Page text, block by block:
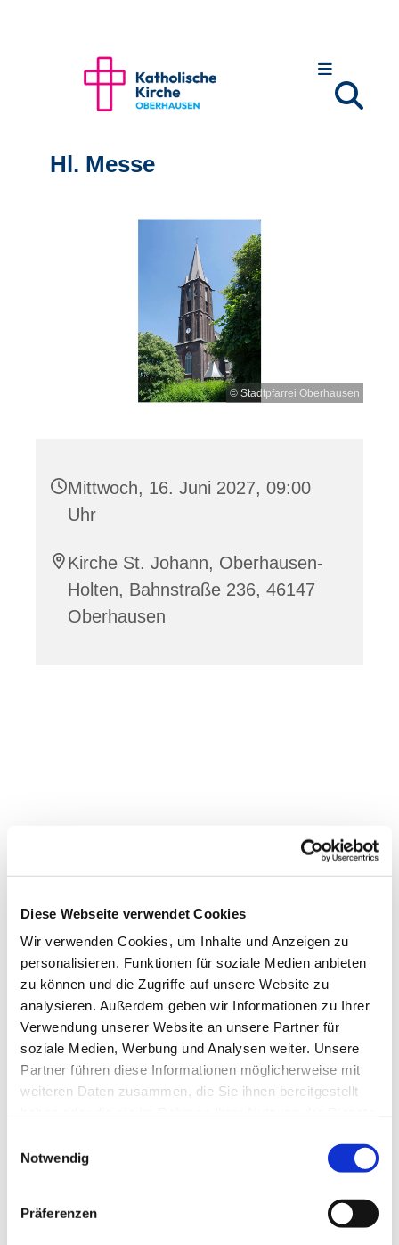
Diese Webseite verwendet Cookies
Wir verwenden Cookies, um Inhalte und Anzeigen zu
personalisieren, Funktionen für soziale Medien anbieten
zu können und die Zugriffe auf unsere Website zu
analysieren. Außerdem geben wir Informationen zu Ihrer
Verwendung unserer Website an unsere Partner für
soziale Medien, Werbung und Analysen weiter. Unsere
Partner führen diese Informationen möglicherweise mit
weiteren Daten zusammen, die Sie ihnen bereitgestellt
Notwendig
Präferenzen
Hl. Messe
© Stadtpfarrei Oberhausen
Mittwoch, 16. Juni 2027, 09:00
Uhr
Kirche St. Johann, Oberhausen-
Holten, Bahnstraße 236, 46147
Oberhausen
Dies könnte Sie auch
interessieren